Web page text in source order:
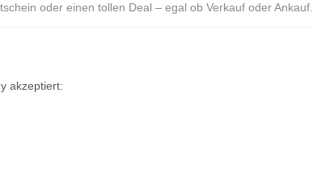
oder einen tollen Deal – egal ob Verkauf oder Ankauf.
akzeptiert: